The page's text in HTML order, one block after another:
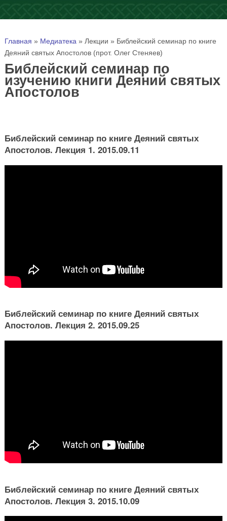
Вы здесь
Главная » Медиатека » Лекции » Библейский семинар по книге
Деяний святых Апостолов (прот. Олег Стеняев)
Библейский семинар по
изучению книги Деяний святых
Апостолов
Библейский семинар по книге Деяний святых
Апостолов. Лекция 1. 2015.09.11
Библейский семинар по книге Деяний святых
Апостолов. Лекция 2. 2015.09.25
Библейский семинар по книге Деяний святых
Апостолов. Лекция 3. 2015.10.09